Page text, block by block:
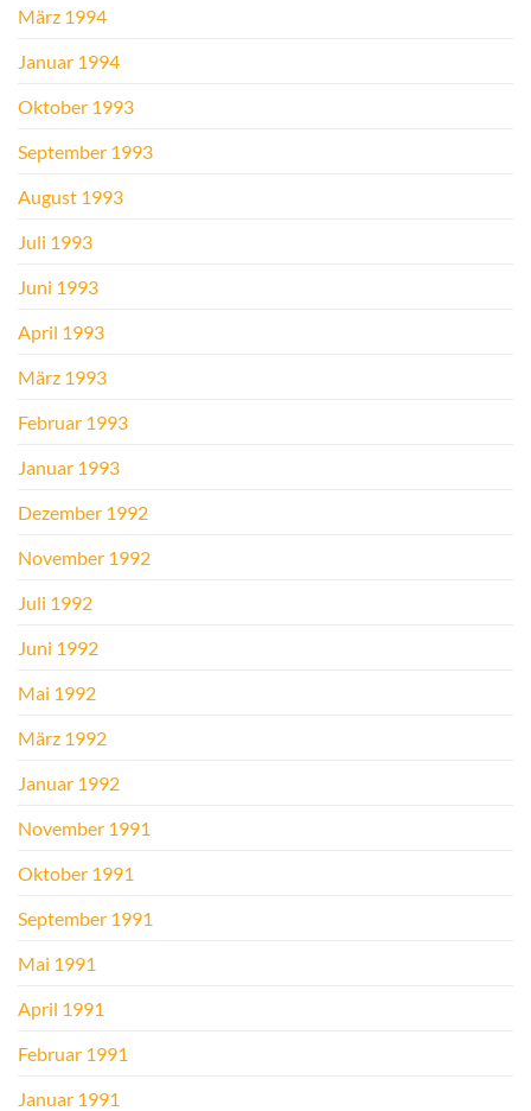
März 1994
Januar 1994
Oktober 1993
September 1993
August 1993
Juli 1993
Juni 1993
April 1993
März 1993
Februar 1993
Januar 1993
Dezember 1992
November 1992
Juli 1992
Juni 1992
Mai 1992
März 1992
Januar 1992
November 1991
Oktober 1991
September 1991
Mai 1991
April 1991
Februar 1991
Januar 1991